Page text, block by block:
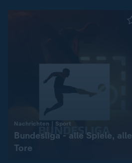
Nachrichten | Sport
Bundesliga - alle Spiele, alle
Tore